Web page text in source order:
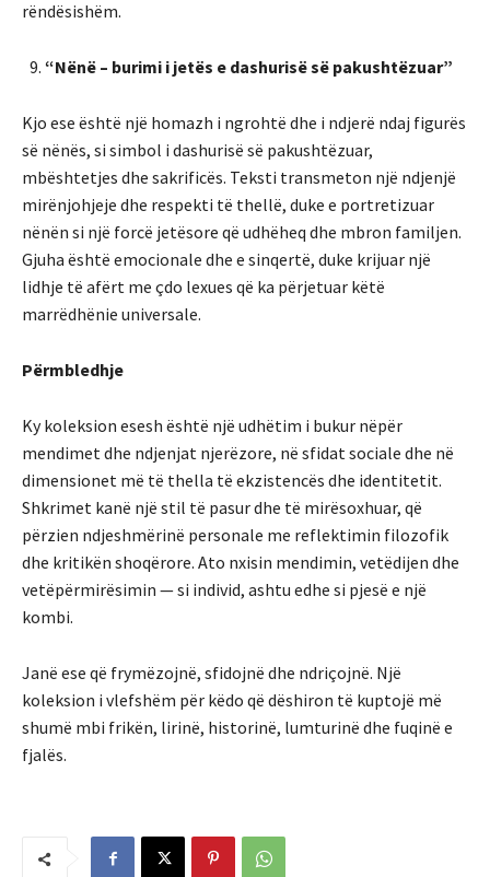
rëndësishëm.
“Nënë – burimi i jetës e dashurisë së pakushtëzuar”
Kjo ese është një homazh i ngrohtë dhe i ndjerë ndaj figurës
së nënës, si simbol i dashurisë së pakushtëzuar,
mbështetjes dhe sakrificës. Teksti transmeton një ndjenjë
mirënjohjeje dhe respekti të thellë, duke e portretizuar
nënën si një forcë jetësore që udhëheq dhe mbron familjen.
Gjuha është emocionale dhe e sinqertë, duke krijuar një
lidhje të afërt me çdo lexues që ka përjetuar këtë
marrëdhënie universale.
Përmbledhje
Ky koleksion esesh është një udhëtim i bukur nëpër
mendimet dhe ndjenjat njerëzore, në sfidat sociale dhe në
dimensionet më të thella të ekzistencës dhe identitetit.
Shkrimet kanë një stil të pasur dhe të mirësoxhuar, që
përzien ndjeshmërinë personale me reflektimin filozofik
dhe kritikën shoqërore. Ato nxisin mendimin, vetëdijen dhe
vetëpërmirësimin — si individ, ashtu edhe si pjesë e një
kombi.
Janë ese që frymëzojnë, sfidojnë dhe ndriçojnë. Një
koleksion i vlefshëm për këdo që dëshiron të kuptojë më
shumë mbi frikën, lirinë, historinë, lumturinë dhe fuqinë e
fjalës.